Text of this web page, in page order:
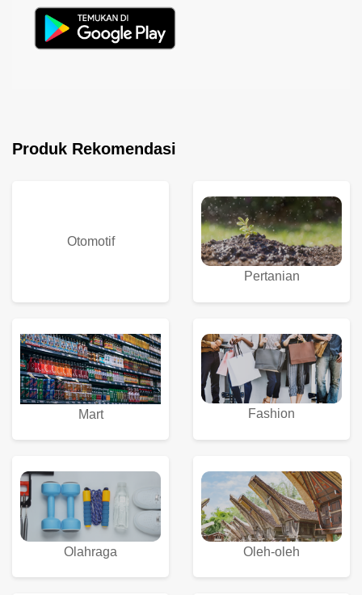
Produk Rekomendasi
Otomotif
Pertanian
Mart Fashion
Olahraga Oleh-oleh